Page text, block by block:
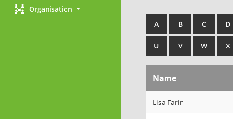
Organisation
A B C D
U V W X
Name
Lisa Farin